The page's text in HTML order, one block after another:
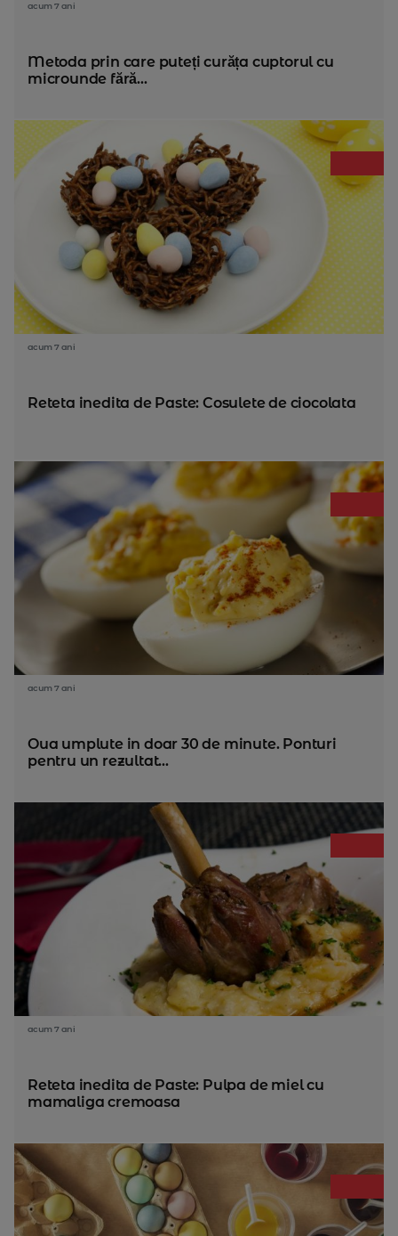
acum 7 ani
Metoda prin care puteți curăța cuptorul cu
microunde fără...
acum 7 ani
Reteta inedita de Paste: Cosulete de ciocolata
acum 7 ani
Oua umplute in doar 30 de minute. Ponturi
pentru un rezultat...
acum 7 ani
Reteta inedita de Paste: Pulpa de miel cu
mamaliga cremoasa